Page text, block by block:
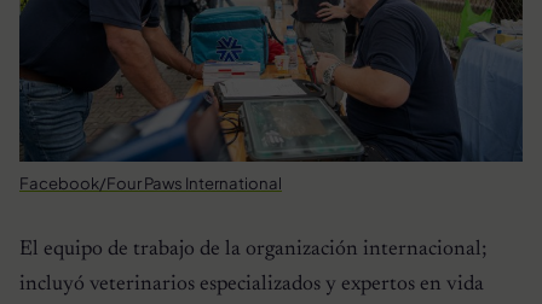
Facebook/Four Paws International
El equipo de trabajo de la organización internacional;
incluyó veterinarios especializados y expertos en vida